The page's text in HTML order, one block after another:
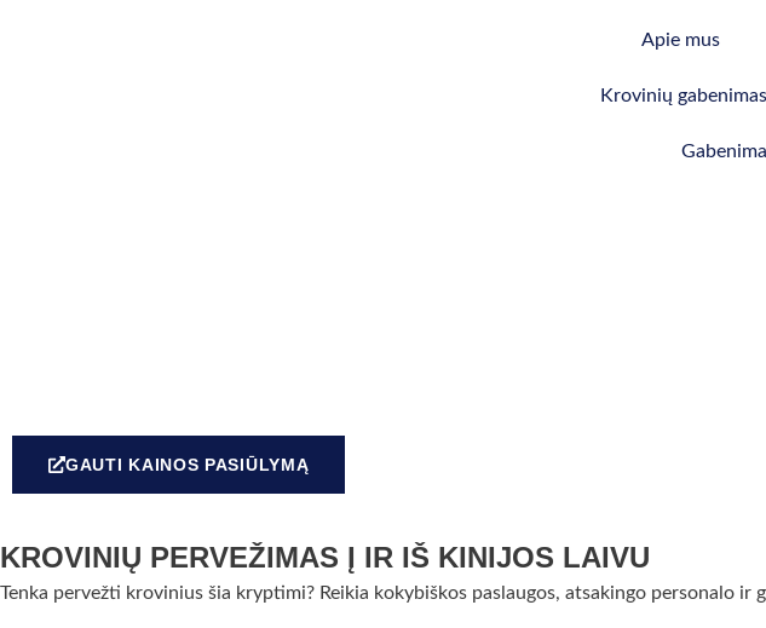
Apie mus
Krovinių
GAUTI KAINOS PASIŪLYMĄ
KROVINIŲ PERVEŽIMAS Į IR IŠ KINIJOS LAIVU
Tenka pervežti krovinius šia kryptimi? Reikia kokybiškos paslaugos, atsakingo personalo ir